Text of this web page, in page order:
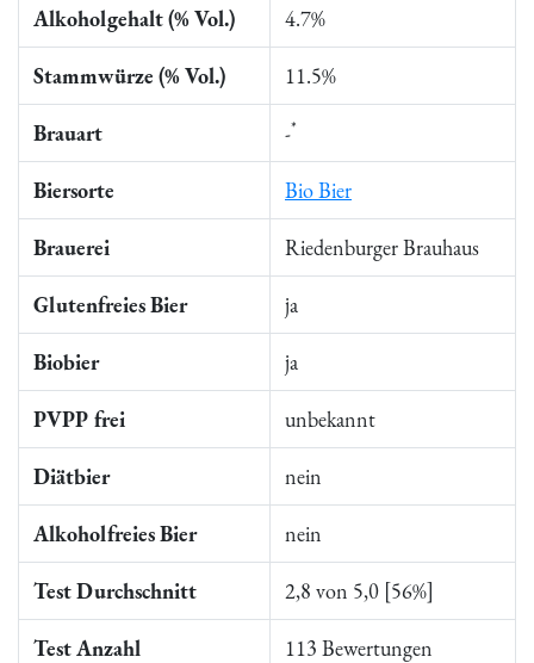
Alkoholgehalt (% Vol.) 4.7%
Stammwürze (% Vol.) 11.5%
Brauart -*
Biersorte Bio Bier
Brauerei Riedenburger Brauhaus
Glutenfreies Bier ja
Biobier ja
PVPP frei unbekannt
Diätbier nein
Alkoholfreies Bier nein
Test Durchschnitt 2,8 von 5,0 [56%]
Test Anzahl 113 Bewertungen